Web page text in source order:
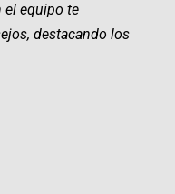
el equipo te
destacando los